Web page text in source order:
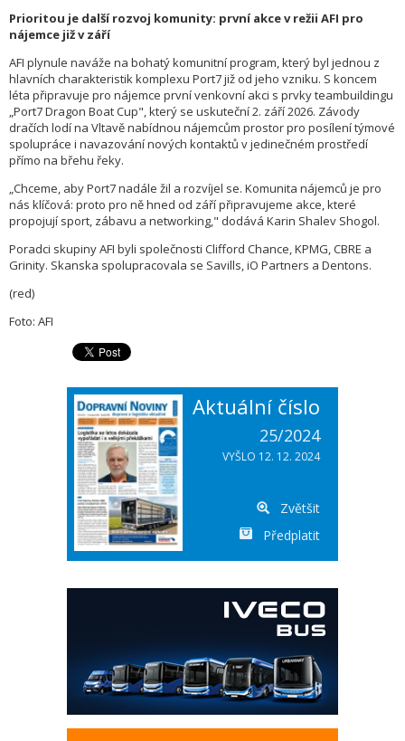
Prioritou je další rozvoj komunity: první akce v režii AFI pro
nájemce již v září
AFI plynule naváže na bohatý komunitní program, který byl jednou z
hlavních charakteristik komplexu Port7 již od jeho vzniku. S koncem
léta připravuje pro nájemce první venkovní akci s prvky teambuildingu
„Port7 Dragon Boat Cup", který se uskuteční 2. září 2026. Závody
dračích lodí na Vltavě nabídnou nájemcům prostor pro posílení týmové
spolupráce i navazování nových kontaktů v jedinečném prostředí
přímo na břehu řeky.
„Chceme, aby Port7 nadále žil a rozvíjel se. Komunita nájemců je pro
nás klíčová: proto pro ně hned od září připravujeme akce, které
propojují sport, zábavu a networking," dodává Karin Shalev Shogol.
Poradci skupiny AFI byli společnosti Clifford Chance, KPMG, CBRE a
Grinity. Skanska spolupracovala se Savills, iO Partners a Dentons.
(red)
Foto: AFI
Aktuální číslo
25/2024
VYŠLO 12. 12. 2024
Zvětšit
Předplatit